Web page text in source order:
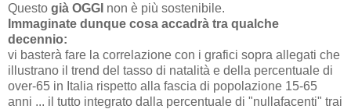
Questo già OGGI non è più sostenibile.
Immaginate dunque cosa accadrà tra qualche
decennio:
vi basterà fare la correlazione con i grafici sopra allegati che
illustrano il trend del tasso di natalità e della percentuale di
over-65 in Italia rispetto alla fascia di popolazione 15-65
anni ... il tutto integrato dalla percentuale di "nullafacenti" trai